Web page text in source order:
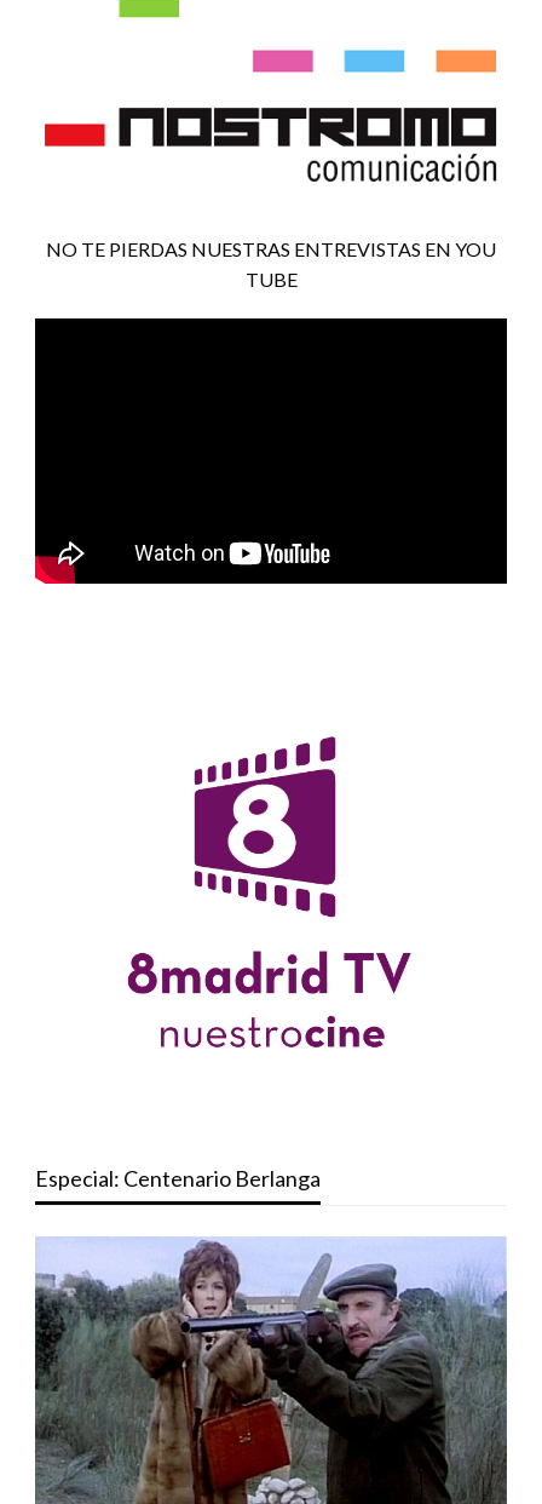
NO TE PIERDAS NUESTRAS ENTREVISTAS EN YOU
TUBE
Especial: Centenario Berlanga